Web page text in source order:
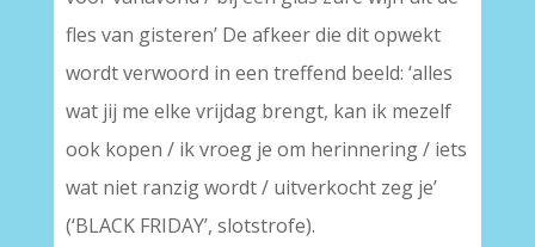
fles van gisteren’ De afkeer die dit opwekt
wordt verwoord in een treffend beeld: ‘alles
wat jij me elke vrijdag brengt, kan ik mezelf
ook kopen / ik vroeg je om herinnering / iets
wat niet ranzig wordt / uitverkocht zeg je’
(‘BLACK FRIDAY’, slotstrofe).